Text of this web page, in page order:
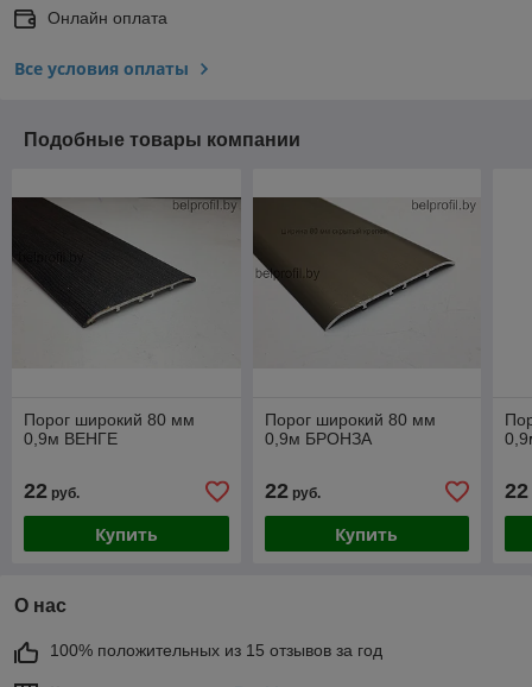
Онлайн оплата
Все условия оплаты
Подобные товары компании
Порог широкий 80 мм
0,9м ВЕНГЕ
22 руб.
Купить
Порог широкий 80 мм
0,9м БРОНЗА
22руб.
Купить
22
О нас
100% положительных из 15 отзывов за год